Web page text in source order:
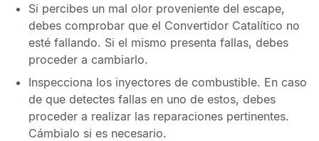
Si percibes un mal olor proveniente del escape,
debes comprobar que el Convertidor Catalítico no
esté fallando. Si el mismo presenta fallas, debes
proceder a cambiarlo.
Inspecciona los inyectores de combustible. En caso
de que detectes fallas en uno de estos, debes
proceder a realizar las reparaciones pertinentes.
Cámbialo si es necesario.